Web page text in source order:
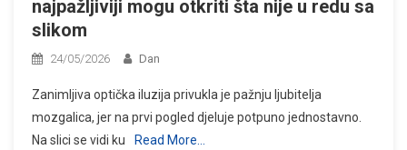
najpažljiviji mogu otkriti šta nije u redu sa
slikom
24/05/2026 Dan
Zanimljiva optička iluzija privukla je pažnju ljubitelja
mozgalica, jer na prvi pogled djeluje potpuno jednostavno.
Na slici se vidi ku
Read More…